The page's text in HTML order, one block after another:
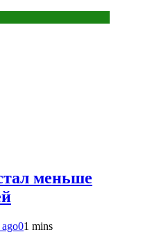
меньше
01 mins